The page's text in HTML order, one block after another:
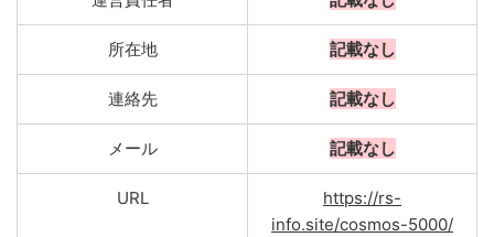
所在地 記載なし
連絡先 記載なし
メール 記載なし
URL
https://rs-
info.site/cosmos-5000/